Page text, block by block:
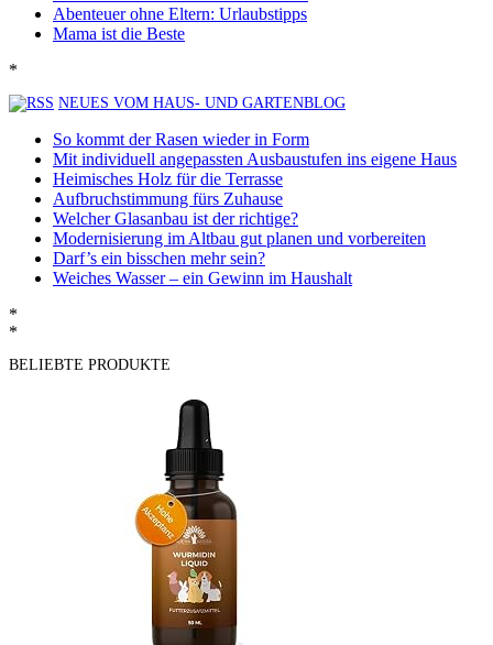
Abenteuer ohne Eltern: Urlaubstipps
Mama ist die Beste
*
NEUES VOM HAUS- UND GARTENBLOG
So kommt der Rasen wieder in Form
Mit individuell angepassten Ausbaustufen ins eigene Haus
Heimisches Holz für die Terrasse
Aufbruchstimmung fürs Zuhause
Welcher Glasanbau ist der richtige?
Modernisierung im Altbau gut planen und vorbereiten
Darf’s ein bisschen mehr sein?
Weiches Wasser – ein Gewinn im Haushalt
*
*
BELIEBTE PRODUKTE